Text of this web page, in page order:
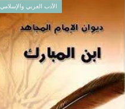
الأدب العربي والإسلامي